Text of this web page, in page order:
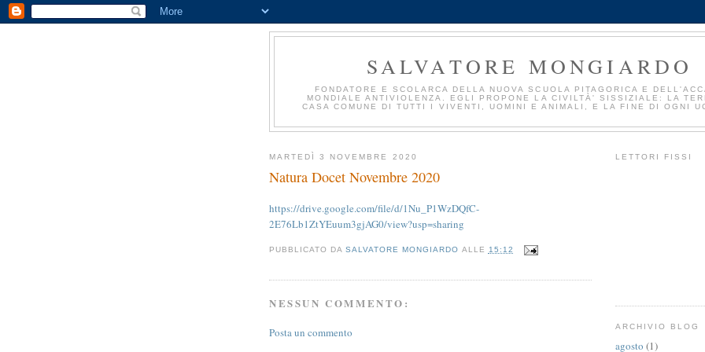
SALVATORE MONGIARDO
FONDATORE E SCOLARCA DELLA NUOVA SCUOLA PITAGORICA E
MONDIALE ANTIVIOLENZA. EGLI PROPONE LA CIVILTÀ' SISSIZIALE: LA
CASA COMUNE DI TUTTI I VIVENTI, UOMINI E ANIMALI, E LA FINE DI OGNI
MARTEDÌ 3 NOVEMBRE 2020
Natura Docet Novembre 2020
https://drive.google.com/file/d/1Nu_P1WzDQfC-
2E76Lb1ZtYEuum3gjAG0/view?usp=sharing
PUBBLICATO DASALVATORE MONGIARDO ALLE 15:12
NESSUN COMMENTO:
Posta un commento
LETTORI FISSI
ARCHIVIO BLOG
agosto (1)